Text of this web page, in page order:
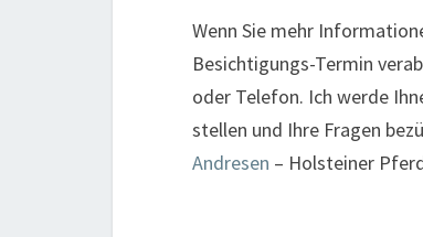
Wenn Sie mehr
Besichtigungs-Termin
oder Telefon. Ich werde
stellen und Ihre Fragen
Andresen – Holsteiner